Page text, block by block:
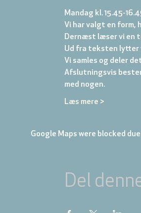
Mandag kl. 15.45-
Vi har valgt en form,
Dernæst læser vi en
Ud fra teksten lytter
Vi samles og deler
Afslutningsvis
med nogen.
Læs mere >
Google Maps were blocked
Del